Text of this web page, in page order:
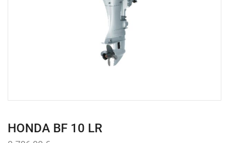
HONDA BF 10 LR